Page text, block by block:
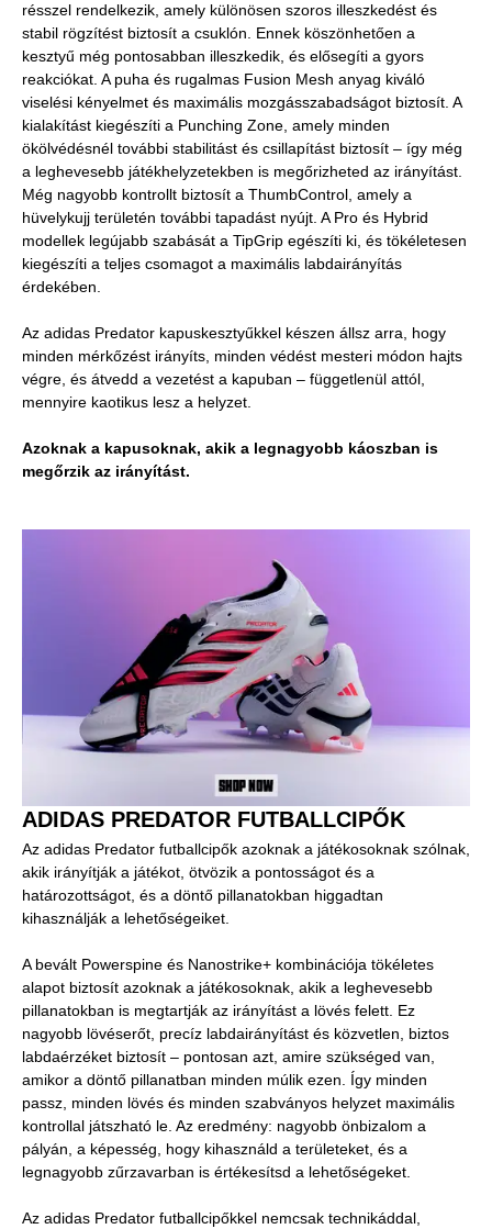
résszel rendelkezik, amely különösen szoros illeszkedést és
stabil rögzítést biztosít a csuklón. Ennek köszönhetően a
kesztyű még pontosabban illeszkedik, és elősegíti a gyors
reakciókat. A puha és rugalmas Fusion Mesh anyag kiváló
viselési kényelmet és maximális mozgásszabadságot biztosít. A
kialakítást kiegészíti a Punching Zone, amely minden
ökölvédésnél további stabilitást és csillapítást biztosít – így még
a leghevesebb játékhelyzetekben is megőrizheted az irányítást.
Még nagyobb kontrollt biztosít a ThumbControl, amely a
hüvelykujj területén további tapadást nyújt. A Pro és Hybrid
modellek legújabb szabását a TipGrip egészíti ki, és tökéletesen
kiegészíti a teljes csomagot a maximális labdairányítás
érdekében.
Az adidas Predator kapuskesztyűkkel készen állsz arra, hogy
minden mérkőzést irányíts, minden védést mesteri módon hajts
végre, és átvedd a vezetést a kapuban – függetlenül attól,
mennyire kaotikus lesz a helyzet.
Azoknak a kapusoknak, akik a legnagyobb káoszban is
megőrzik az irányítást.
ADIDAS PREDATOR FUTBALLCIPŐK
Az adidas Predator futballcipők azoknak a játékosoknak szólnak,
akik irányítják a játékot, ötvözik a pontosságot és a
határozottságot, és a döntő pillanatokban higgadtan
kihasználják a lehetőségeiket.
A bevált Powerspine és Nanostrike+ kombinációja tökéletes
alapot biztosít azoknak a játékosoknak, akik a leghevesebb
pillanatokban is megtartják az irányítást a lövés felett. Ez
nagyobb lövéserőt, precíz labdairányítást és közvetlen, biztos
labdaérzéket biztosít – pontosan azt, amire szükséged van,
amikor a döntő pillanatban minden múlik ezen. Így minden
passz, minden lövés és minden szabványos helyzet maximális
kontrollal játszható le. Az eredmény: nagyobb önbizalom a
pályán, a képesség, hogy kihasználd a területeket, és a
legnagyobb zűrzavarban is értékesítsd a lehetőségeket.
Az adidas Predator futballcipőkkel nemcsak technikáddal,